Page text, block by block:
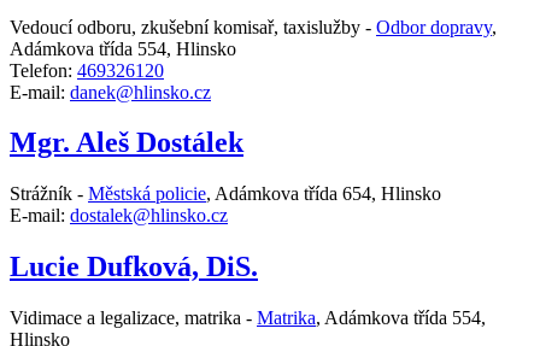
Vedoucí odboru, zkušební komisař, taxislužby - Odbor dopravy,
Adámkova třída 554, Hlinsko
Telefon: 469326120
E-mail: danek@hlinsko.cz
Mgr. Aleš Dostálek
Strážník - Městská policie, Adámkova třída 654, Hlinsko
E-mail: dostalek@hlinsko.cz
Lucie Dufková, DiS.
Vidimace a legalizace, matrika - Matrika, Adámkova třída 554,
Hlinsko